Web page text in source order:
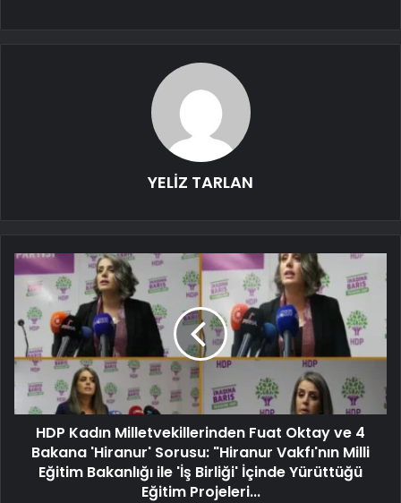
YELİZ TARLAN
HDP Kadın Milletvekillerinden Fuat Oktay ve 4
Bakana 'Hiranur' Sorusu: "Hiranur Vakfı'nın Milli
Eğitim Bakanlığı ile 'İş Birliği' İçinde Yürüttüğü
Eğitim Projeleri...